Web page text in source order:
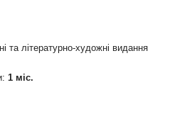
та літературно-художні видання
1 міс.